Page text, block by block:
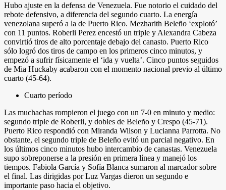
Hubo ajuste en la defensa de Venezuela. Fue notorio el cuidado del
rebote defensivo, a diferencia del segundo cuarto. La energía
venezolana superó a la de Puerto Rico. Mezharith Beleño ‘explotó’
con 11 puntos. Roberli Perez encestó un triple y Alexandra Cabeza
convirtió tiros de alto porcentaje debajo del canasto. Puerto Rico
sólo logró dos tiros de campo en los primeros cinco minutos, y
empezó a sufrir físicamente el ‘ida y vuelta’. Cinco puntos seguidos
de Mia Huckaby acabaron con el momento nacional previo al último
cuarto (45-64).
Cuarto período
Las muchachas rompieron el juego con un 7-0 en minuto y medio:
segundo triple de Roberli, y dobles de Beleño y Crespo (45-71).
Puerto Rico respondió con Miranda Wilson y Lucianna Parrotta. No
obstante, el segundo triple de Beleño evitó un parcial negativo. En
los últimos cinco minutos hubo intercambio de canastas. Venezuela
supo sobreponerse a la presión en primera línea y manejó los
tiempos. Fabiola García y Sofía Blanca sumaron al marcador sobre
el final. Las dirigidas por Luz Vargas dieron un segundo e
importante paso hacia el objetivo.